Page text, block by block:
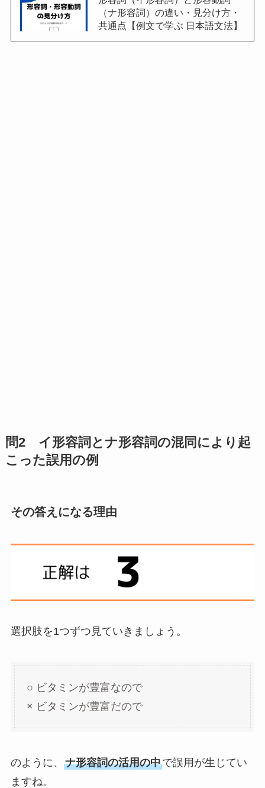
（ナ形容詞）の違い・見分け方・
共通点【例文で学ぶ 日本語文法】
問2 イ形容詞とナ形容詞の混同により起
こった誤用の例
その答えになる理由
選択肢を1つずつ見ていきましょう。
○ ビタミンが豊富なので
× ビタミンが豊富だので
のように、 ナ形容詞の活用の中で誤用が生じてい
ますね。